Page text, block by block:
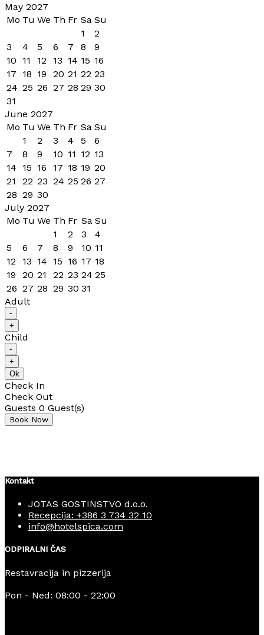
May 2027
Mo Tu We Th Fr Sa Su
1
2
3
4 5 6 7 8
9
10
11 12 13 14 15 16
17
18 19 20 21 22 23
24 25 26 27 28 29 30
31
June 2027
Mo Tu We Th Fr Sa Su
1
2 3 4 5
6
7
8 9 10 11 12 13
14
15 16 17 18 19 20
21
22 23 24 25 26 27
28 29 30
July 2027
Mo Tu We Th Fr Sa Su
1
2 3
4
5
6 7 8 9 10 11
12
13 14 15 16 17 18
19
20 21 22 23 24 25
26 27 28 29 30 31
Adult
-
+
Child
-
+
Ok
Check In
Check Out
Guests 0 Guest(s)
Kontakt
JOTAS GOSTINSTVO d.o.o.
Recepcija: +386 3 734 32 10
info@hotelspica.com
ODPIRALNI ČAS
Restavracija in pizzerija
Pon - Ned: 08:00 - 22:00